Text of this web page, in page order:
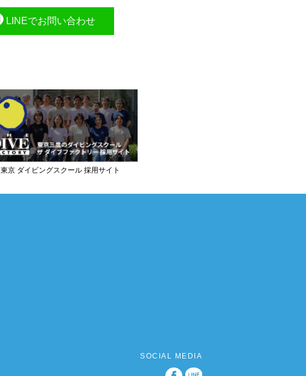
LINEでお問い合わせ
東京 ダイビングスクール 採用サイト
SOCIAL MEDIA